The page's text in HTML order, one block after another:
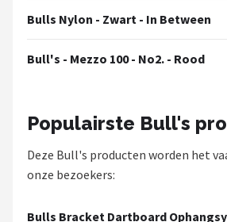
Bulls Nylon - Zwart - In Between
Bull's - Mezzo 100 - No2. - Rood
Populairste Bull's
Deze Bull's producten worden het
onze bezoekers:
Bulls Bracket Dartboard